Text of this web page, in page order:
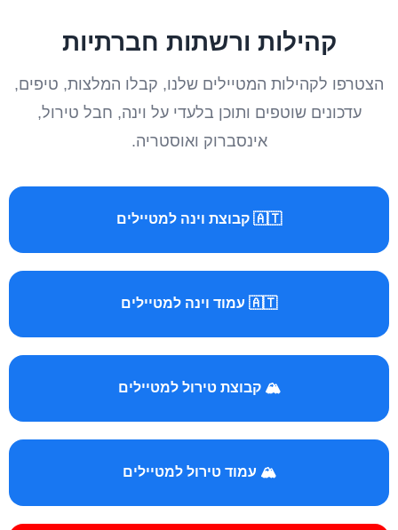
קהילות ורשתות חברתיות
הצטרפו לקהילות המטיילים שלנו, קבלו המלצות, טיפים,
עדכונים שוטפים ותוכן בלעדי על וינה, חבל טירול,
אינסברוק ואוסטריה.
🇦🇹 קבוצת וינה למטיילים
🇦🇹 עמוד וינה למטיילים
🏔️ קבוצת טירול למטיילים
🏔️ עמוד טירול למטיילים